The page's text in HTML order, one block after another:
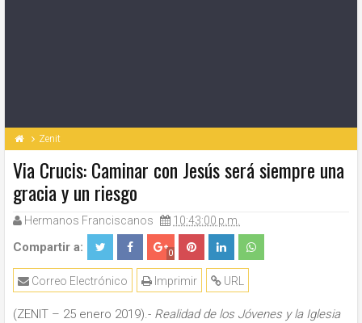
Zenit
Via Crucis: Caminar con Jesús será siempre una
gracia y un riesgo
Hermanos Franciscanos 10:43:00 p.m.
Compartir a: 0
URL
Imprimir
Correo Electrónico
(ZENIT – 25 enero 2019).- Realidad de los Jóvenes y la Iglesia